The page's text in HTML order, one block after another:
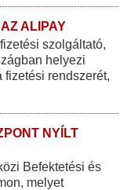
ALIPAY
szolgáltató,
helyezi
rendszerét,
NYÍLT
Befektetési és
melyet